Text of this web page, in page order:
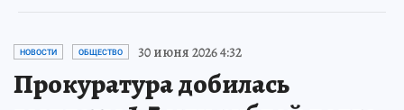
НОВОСТИ ОБЩЕСТВО 30 июня 2026 4:32
Прокуратура добилась